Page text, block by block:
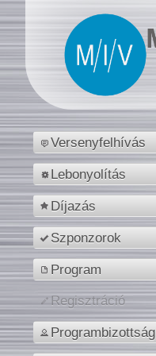
Versenyfelhívás
Lebonyolítás
Díjazás
Szponzorok
Program
Regisztráció
Programbizottság